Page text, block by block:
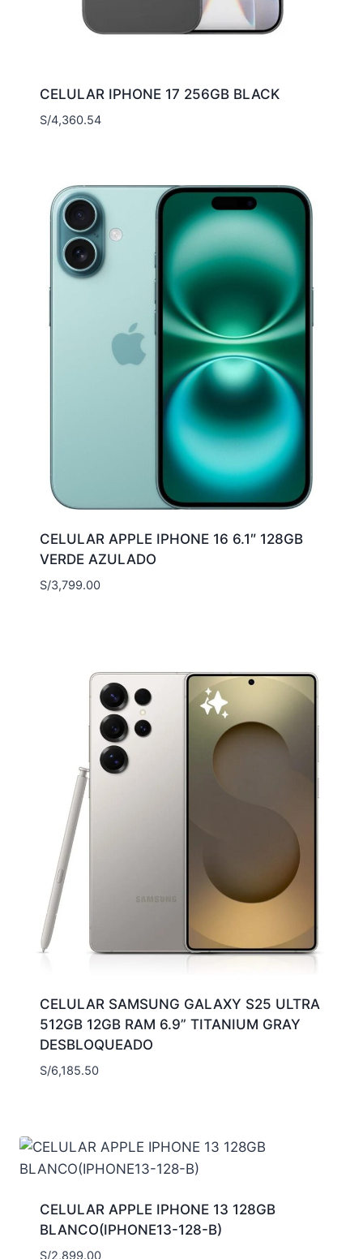
CELULAR IPHONE 17 256GB BLACK
S/4,360.54
CELULAR APPLE IPHONE 16 6.1″ 128GB
VERDE AZULADO
S/3,799.00
CELULAR SAMSUNG GALAXY S25 ULTRA
512GB 12GB RAM 6.9” TITANIUM GRAY
DESBLOQUEADO
S/6,185.50
CELULAR APPLE IPHONE 13 128GB
BLANCO(IPHONE13-128-B)
S/2,899.00